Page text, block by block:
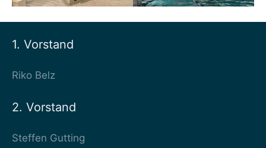
1. Vorstand
Riko Belz
2. Vorstand
Steffen Gutting